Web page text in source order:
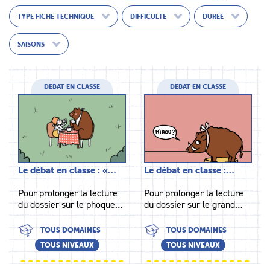
TYPE FICHE TECHNIQUE DIFFICULTÉ DURÉE
SAISONS
DÉBAT EN CLASSE
Le débat en classe : «…
Pour prolonger la lecture
du dossier sur le phoque…
TOUS DOMAINES
TOUS NIVEAUX
DÉBAT EN CLASSE
Le débat en classe :…
Pour prolonger la lecture
du dossier sur le grand…
TOUS DOMAINES
TOUS NIVEAUX